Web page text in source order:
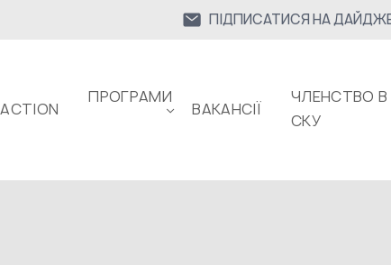
ПІДПИСАТИСЯ НА
ПРОГРАМИ
ВАКАНСІЇ
ЧЛЕНСТВО В
СКУ